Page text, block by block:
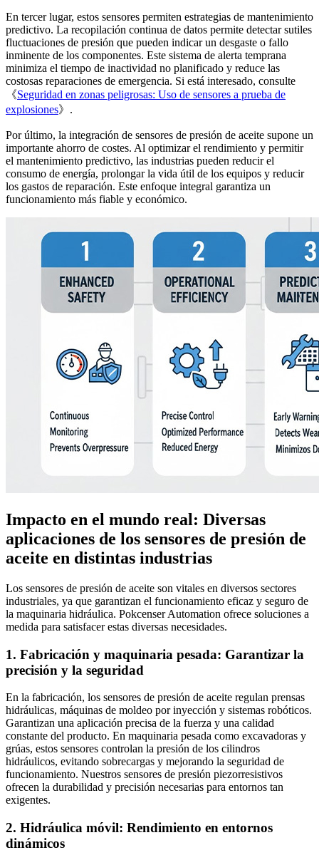
En tercer lugar, estos sensores permiten estrategias de mantenimiento
predictivo. La recopilación continua de datos permite detectar sutiles
fluctuaciones de presión que pueden indicar un desgaste o fallo
inminente de los componentes. Este sistema de alerta temprana
minimiza el tiempo de inactividad no planificado y reduce las
costosas reparaciones de emergencia. Si está interesado, consulte
《Seguridad en zonas peligrosas: Uso de sensores a prueba de
explosiones》.
Por último, la integración de sensores de presión de aceite supone un
importante ahorro de costes. Al optimizar el rendimiento y permitir
el mantenimiento predictivo, las industrias pueden reducir el
consumo de energía, prolongar la vida útil de los equipos y reducir
los gastos de reparación. Este enfoque integral garantiza un
funcionamiento más fiable y económico.
Impacto en el mundo real: Diversas
aplicaciones de los sensores de presión de
aceite en distintas industrias
Los sensores de presión de aceite son vitales en diversos sectores
industriales, ya que garantizan el funcionamiento eficaz y seguro de
la maquinaria hidráulica. Pokcenser Automation ofrece soluciones a
medida para satisfacer estas diversas necesidades.
1. Fabricación y maquinaria pesada: Garantizar la
precisión y la seguridad
En la fabricación, los sensores de presión de aceite regulan prensas
hidráulicas, máquinas de moldeo por inyección y sistemas robóticos.
Garantizan una aplicación precisa de la fuerza y una calidad
constante del producto. En maquinaria pesada como excavadoras y
grúas, estos sensores controlan la presión de los cilindros
hidráulicos, evitando sobrecargas y mejorando la seguridad de
funcionamiento. Nuestros sensores de presión piezorresistivos
ofrecen la durabilidad y precisión necesarias para entornos tan
exigentes.
2. Hidráulica móvil: Rendimiento en entornos
dinámicos